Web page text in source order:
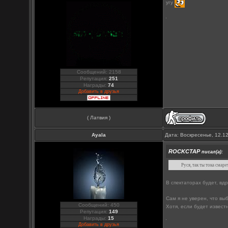
Сообщений: 2158
Репутация: 251
Награды:74
Добавить в друзья
угу
( Латвия )
Ayala Дата: Воскресенье,
Сообщений: 450
Репутация: 149
Награды:15
Добавить в друзья
ROCKCTAPписал(а):
Руся, так ты тока
В спектаторах будет,
Сам я не уверен, что
Хотя, если будет